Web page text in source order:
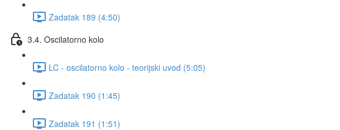
Zadatak 189 (4:50)
3.4. Oscilatorno kolo
LC - oscilatorno kolo - teorijski uvod (5:05)
Zadatak 190 (1:45)
Zadatak 191 (1:51)